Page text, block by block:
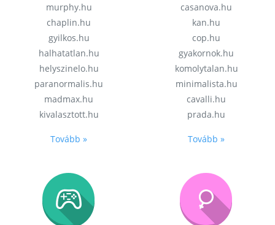
murphy.hu
chaplin.hu
gyilkos.hu
halhatatlan.hu
helyszinelo.hu
paranormalis.hu
madmax.hu
kivalasztott.hu
Tovább »
casanova.hu
kan.hu
cop.hu
gyakornok.hu
komolytalan.hu
minimalista.hu
cavalli.hu
prada.hu
Tovább »